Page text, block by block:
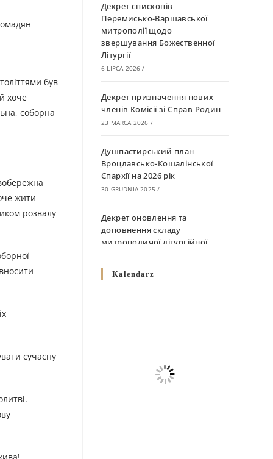
був
хоче
соборна
жити
розвалу
сучасну
Декрет єпископів
Перемисько-Варшавської
митрополії щодо
звершування Божественної
Літургії
6 LIPCA 2026 /
Декрет призначення нових
членів Комісії зі Справ Родин
23 MARCA 2026 /
Душпастирський план
Вроцлавсько-Кошалінської
Єпархії на 2026 рік
30 GRUDNIA 2025 /
Декрет оновлення та
доповнення складу
митрополичої літургійної
10 GRUDNIA 2025
Декрет про відзначення
Великодня і всіх рухомих
Kalendarz